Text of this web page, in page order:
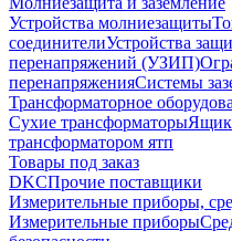
Устройства молниезащиты
соединителиУстройства
перенапряжений (УЗИП)
перенапряженияСистемы
Трансформаторное
Сухие трансформаторы
трансформатором ятп
Товары под заказ
DKCПрочие поставщики
Измерительные приборы,
Измерительные приборы